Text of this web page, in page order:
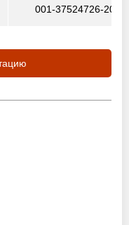
001-37524726-2012